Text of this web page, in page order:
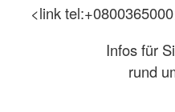
<link
Infos für
rund